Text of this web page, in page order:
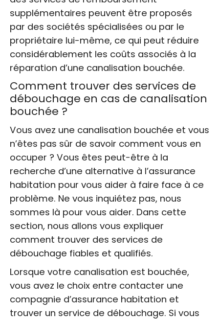
supplémentaires peuvent être proposés
par des sociétés spécialisées ou par le
propriétaire lui-même, ce qui peut réduire
considérablement les coûts associés à la
réparation d’une canalisation bouchée.
Comment trouver des services de
débouchage en cas de canalisation
bouchée ?
Vous avez une canalisation bouchée et vous
n’êtes pas sûr de savoir comment vous en
occuper ? Vous êtes peut-être à la
recherche d’une alternative à l’assurance
habitation pour vous aider à faire face à ce
problème. Ne vous inquiétez pas, nous
sommes là pour vous aider. Dans cette
section, nous allons vous expliquer
comment trouver des services de
débouchage fiables et qualifiés.
Lorsque votre canalisation est bouchée,
vous avez le choix entre contacter une
compagnie d’assurance habitation et
trouver un service de débouchage. Si vous